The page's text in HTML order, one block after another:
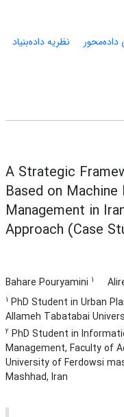
داده‌محور
نظریه داده‌بنیاد
A Strategic
Based on Machine
Management in
Approach (Case
Bahare Pouryamini 1
1 PhD Student in Urban
Allameh Tabatabai
2 PhD Student in
Management, Faculty of
University of Ferdowsi
Mashhad, Iran